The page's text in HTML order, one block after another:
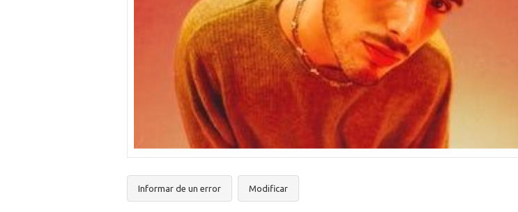
Informar de un error Modificar